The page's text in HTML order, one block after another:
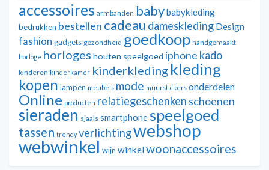
accessoires armbanden babybabykleding
bedrukken bestellen cadeau dameskleding Design
fashion gadgets gezondheid goedkoop handgemaakt
horloge horloges houten speelgoed iphone kado
kinderen kinderkamer kinderkleding kleding
kopen lampen meubels mode muurstickers onderdelen
Online producten relatiegeschenken schoenen
sieraden sjaals smartphonespeelgoed
tassen trendy verlichtingwebshop
webwinkel wijn winkelwoonaccessoires